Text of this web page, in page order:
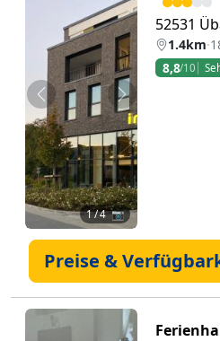
Zurück Weiter
1/ 4 📷
52531
1.4km·
8,8/10
Preise &